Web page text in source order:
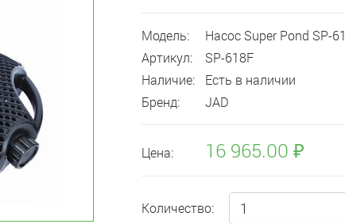
Модель:
Насос Super Pond SP-
Артикул:
SP-618F
Наличие:
Есть в наличии
Бренд:
JAD
Цена: 16 965.00 ₽
Количество: